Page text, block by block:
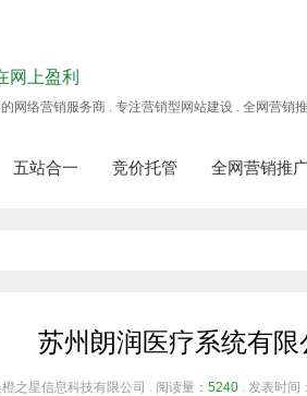
网上盈利
网络营销服务商 . 专注营销型网站建设 . 全网营销
五站合一 竞价托管 全网营销推
苏州朗润医疗系统有限
之星信息科技有限公司 . 阅读量： 5240. 发表时间